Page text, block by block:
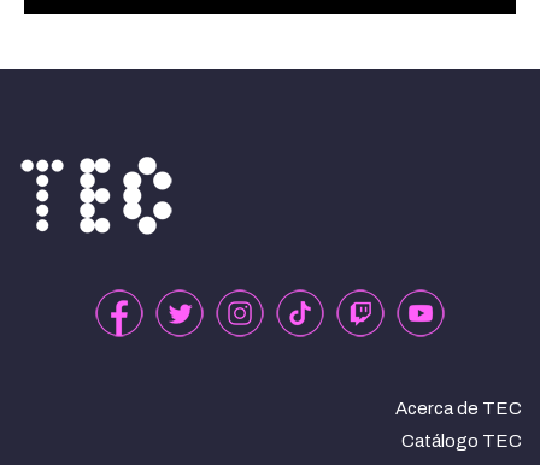
Acerca de TEC
Catálogo TEC